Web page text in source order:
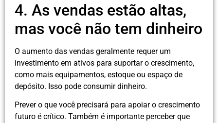
4. As vendas estão altas,
mas você não tem dinheiro
O aumento das vendas geralmente requer um
investimento em ativos para suportar o crescimento,
como mais equipamentos, estoque ou espaço de
depósito. Isso pode consumir dinheiro.
Prever o que você precisará para apoiar o crescimento
futuro é crítico. Também é importante perceber que